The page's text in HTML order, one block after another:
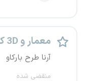
معمار و 3D کار
آرنا طرح بارکاو
منقضی شده